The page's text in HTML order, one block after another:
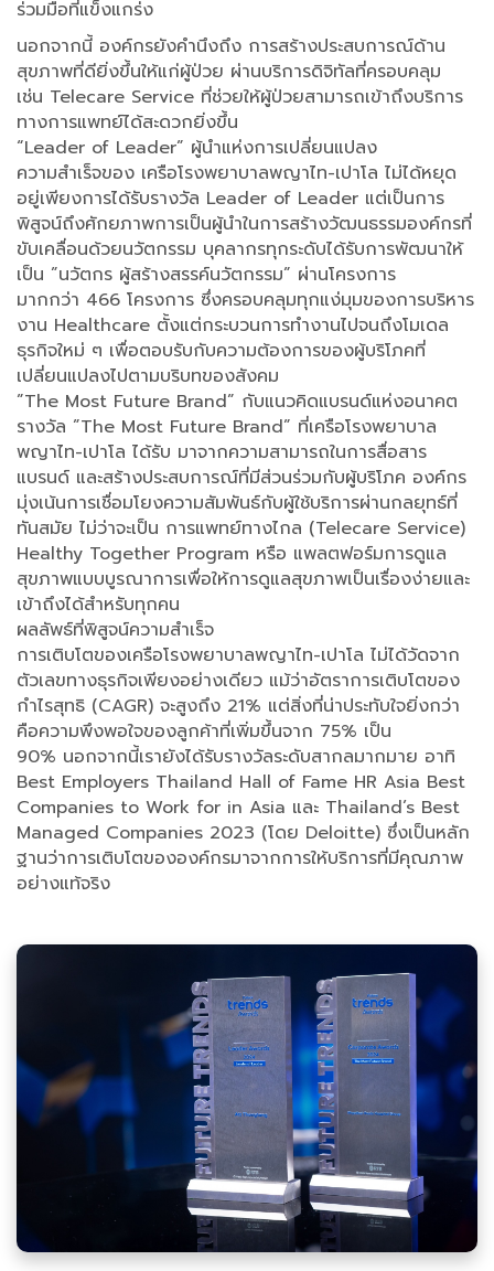
ร่วมมือที่แข็งแกร่ง
นอกจากนี้ องค์กรยังคำนึงถึง การสร้างประสบการณ์ด้าน
สุขภาพที่ดียิ่งขึ้นให้แก่ผู้ป่วย ผ่านบริการดิจิทัลที่ครอบคลุม
เช่น Telecare Service ที่ช่วยให้ผู้ป่วยสามารถเข้าถึงบริการ
ทางการแพทย์ได้สะดวกยิ่งขึ้น
“Leader of Leader” ผู้นำแห่งการเปลี่ยนแปลง
ความสำเร็จของ เครือโรงพยาบาลพญาไท-เปาโล ไม่ได้หยุด
อยู่เพียงการได้รับรางวัล Leader of Leader แต่เป็นการ
พิสูจน์ถึงศักยภาพการเป็นผู้นำในการสร้างวัฒนธรรมองค์กรที่
ขับเคลื่อนด้วยนวัตกรรม บุคลากรทุกระดับได้รับการพัฒนาให้
เป็น ”นวัตกร ผู้สร้างสรรค์นวัตกรรม” ผ่านโครงการ
มากกว่า 466 โครงการ ซึ่งครอบคลุมทุกแง่มุมของการบริหาร
งาน Healthcare ตั้งแต่กระบวนการทำงานไปจนถึงโมเดล
ธุรกิจใหม่ ๆ เพื่อตอบรับกับความต้องการของผู้บริโภคที่
เปลี่ยนแปลงไปตามบริบทของสังคม
”The Most Future Brand” กับแนวคิดแบรนด์แห่งอนาคต
รางวัล ”The Most Future Brand” ที่เครือโรงพยาบาล
พญาไท-เปาโล ได้รับ มาจากความสามารถในการสื่อสาร
แบรนด์ และสร้างประสบการณ์ที่มีส่วนร่วมกับผู้บริโภค องค์กร
มุ่งเน้นการเชื่อมโยงความสัมพันธ์กับผู้ใช้บริการผ่านกลยุทธ์ที่
ทันสมัย ไม่ว่าจะเป็น การแพทย์ทางไกล (Telecare Service)
Healthy Together Program หรือ แพลตฟอร์มการดูแล
สุขภาพแบบบูรณาการเพื่อให้การดูแลสุขภาพเป็นเรื่องง่ายและ
เข้าถึงได้สำหรับทุกคน
ผลลัพธ์ที่พิสูจน์ความสำเร็จ
การเติบโตของเครือโรงพยาบาลพญาไท-เปาโล ไม่ได้วัดจาก
ตัวเลขทางธุรกิจเพียงอย่างเดียว แม้ว่าอัตราการเติบโตของ
กำไรสุทธิ (CAGR) จะสูงถึง 21% แต่สิ่งที่น่าประทับใจยิ่งกว่า
คือความพึงพอใจของลูกค้าที่เพิ่มขึ้นจาก 75% เป็น
90% นอกจากนี้เรายังได้รับรางวัลระดับสากลมากมาย อาทิ
Best Employers Thailand Hall of Fame HR Asia Best
Companies to Work for in Asia และ Thailand’s Best
Managed Companies 2023 (โดย Deloitte) ซึ่งเป็นหลัก
ฐานว่าการเติบโตขององค์กรมาจากการให้บริการที่มีคุณภาพ
อย่างแท้จริง